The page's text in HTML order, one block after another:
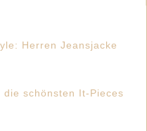
Herren Jeansjacke
die schönsten It-Pieces